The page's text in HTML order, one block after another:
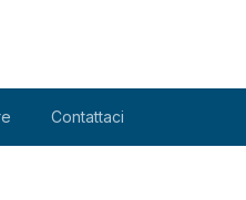
Contattaci